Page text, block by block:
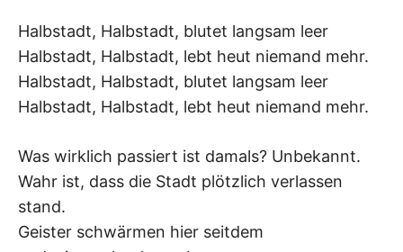
Halbstadt, Halbstadt, blutet langsam leer
Halbstadt, Halbstadt, lebt heut niemand mehr.
Halbstadt, Halbstadt, blutet langsam leer
Halbstadt, Halbstadt, lebt heut niemand mehr.
Was wirklich passiert ist damals? Unbekannt.
Wahr ist, dass die Stadt plötzlich verlassen
stand.
Geister schwärmen hier seitdem